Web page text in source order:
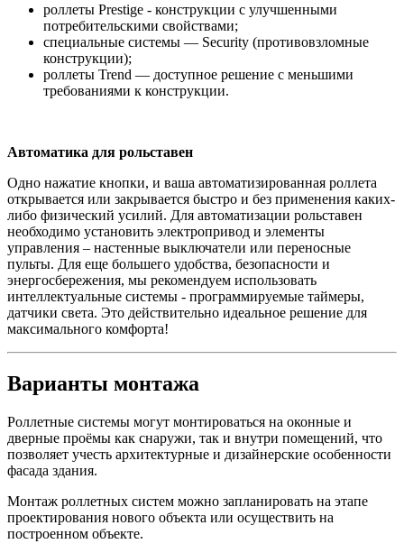
роллеты Prestige - конструкции с улучшенными
потребительскими свойствами;
специальные системы — Security (противовзломные
конструкции);
роллеты Trend — доступное решение с меньшими
требованиями к конструкции.
Автоматика для рольставен
Одно нажатие кнопки, и ваша автоматизированная роллета
открывается или закрывается быстро и без применения каких-
либо физический усилий. Для автоматизации рольставен
необходимо установить электропривод и элементы
управления – настенные выключатели или переносные
пульты. Для еще большего удобства, безопасности и
энергосбережения, мы рекомендуем использовать
интеллектуальные системы - программируемые таймеры,
датчики света. Это действительно идеальное решение для
максимального комфорта!
Варианты монтажа
Роллетные системы могут монтироваться на оконные и
дверные проёмы как снаружи, так и внутри помещений, что
позволяет учесть архитектурные и дизайнерские особенности
фасада здания.
Монтаж роллетных систем можно запланировать на этапе
проектирования нового объекта или осуществить на
построенном объекте.